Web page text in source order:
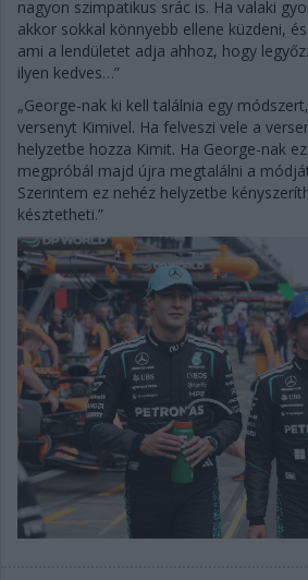
nagyon szimpatikus srác is. Ha valaki
akkor sokkal könnyebb ellene küzdeni,
ami a lendületet adja ahhoz, hogy
ilyen kedves…”
„George-nak ki kell találnia egy
versenyt Kimivel. Ha felveszi vele a
helyzetbe hozza Kimit. Ha George-nak
megpróbál majd újra megtalálni a
Szerintem ez nehéz helyzetbe
késztetheti.”